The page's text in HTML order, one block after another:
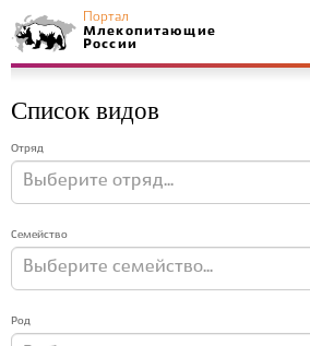
Портал
Млекопитающие
России
Список видов
Отряд
Выберите отряд...
Семейство
Выберите семейство...
Род